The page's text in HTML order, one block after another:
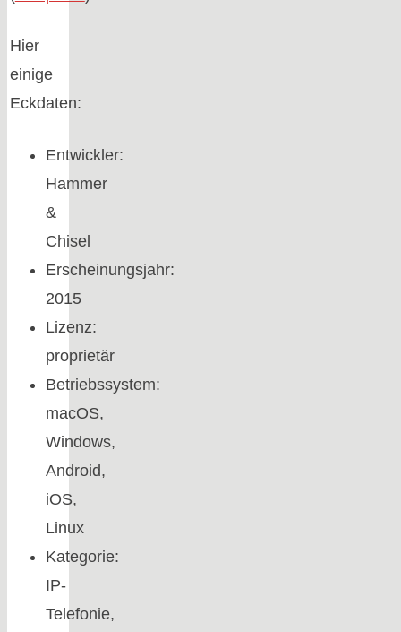
Hier
einige
Eckdaten:
Entwickler:
Hammer
&
Chisel
Erscheinungsjahr:
2015
Lizenz:
proprietär
Betriebssystem:
macOS,
Windows,
Android,
iOS,
Linux
Kategorie:
IP-
Telefonie,